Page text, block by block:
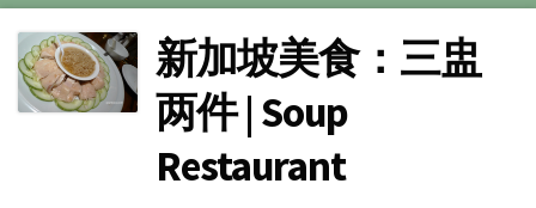
新加坡美食：三盅
两件 | Soup
Restaurant